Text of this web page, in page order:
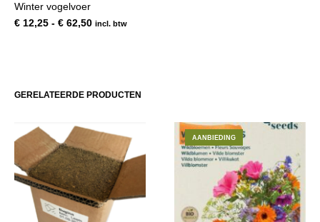
heeft
optie
worden
op
de
Winter vogelvoer
€ 12,25 - € 62,50Prijsklasse:
incl. btw
GERELATEERDE PRODUCTEN
AANBIEDING